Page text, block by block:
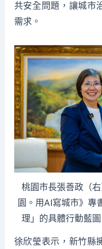
共安全問題，讓城市
需求。
桃園市長張善政（
園。用AI寫城市》專
理」的具體行動藍
徐欣瑩表示，新竹縣